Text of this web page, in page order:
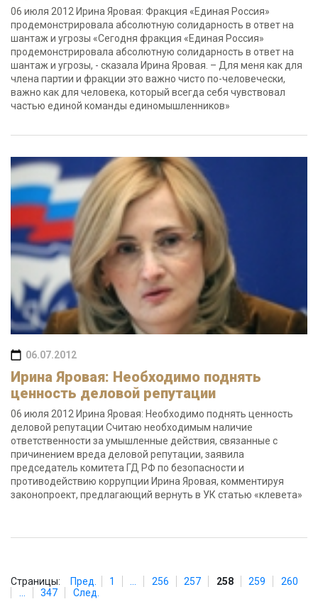
06 июля 2012 Ирина Яровая: Фракция «Единая Россия»
продемонстрировала абсолютную солидарность в ответ на
шантаж и угрозы «Сегодня фракция «Единая Россия»
продемонстрировала абсолютную солидарность в ответ на
шантаж и угрозы, - сказала Ирина Яровая. – Для меня как для
члена партии и фракции это важно чисто по-человечески,
важно как для человека, который всегда себя чувствовал
частью единой команды единомышленников»
06.07.2012
Ирина Яровая: Необходимо поднять
ценность деловой репутации
06 июля 2012 Ирина Яровая: Необходимо поднять ценность
деловой репутации Считаю необходимым наличие
ответственности за умышленные действия, связанные с
причинением вреда деловой репутации, заявила
председатель комитета ГД РФ по безопасности и
противодействию коррупции Ирина Яровая, комментируя
законопроект, предлагающий вернуть в УК статью «клевета»
Страницы: Пред. 1 256 257 258 259
260
347 След.